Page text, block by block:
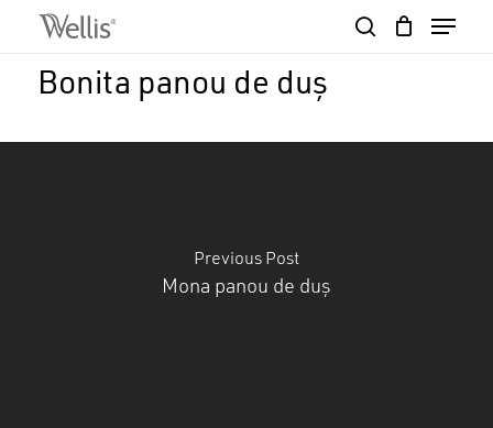
content
Menu
Bonita panou de duș
Previous Post
Mona panou de duș